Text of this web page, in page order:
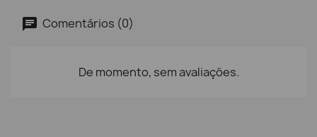
Comentários (0)
De momento, sem avaliações.